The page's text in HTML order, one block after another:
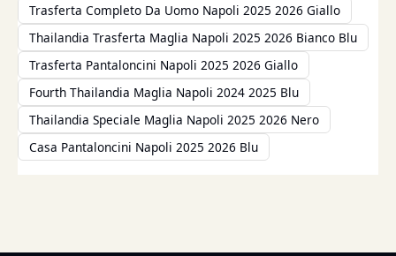
Trasferta Completo Da Uomo Napoli 2025 2026 Giallo
Thailandia Trasferta Maglia Napoli 2025 2026 Bianco Blu
Trasferta Pantaloncini Napoli 2025 2026 Giallo
Fourth Thailandia Maglia Napoli 2024 2025 Blu
Thailandia Speciale Maglia Napoli 2025 2026 Nero
Casa Pantaloncini Napoli 2025 2026 Blu